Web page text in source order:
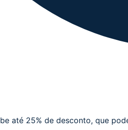
até 25% de desconto, que